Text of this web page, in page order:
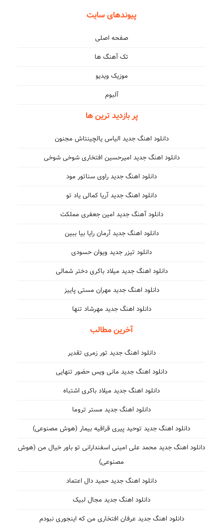
پیوندهای سایت
صفحه اصلی
تک آهنگ ها
موزیک ویدیو
آلبوم
پر بازدید ترین ها
دانلود اهنگ جدید الیاس یالچینتاش مجنون
دانلود اهنگ جدید امیرحسین افتخاری شوخی شوخی
دانلود اهنگ جدید راوی سناتور مود
دانلود اهنگ جدید آریا کمالی یاد تو
دانلود آهنگ جدید امین جعفری مملکت
دانلود اهنگ جدید آرمان رایا بیا ببین
دانلود تیزر جدید ویوان حسودی
دانلود اهنگ جدید میلاد باکری دختر شمالی
دانلود اهنگ جدید مهران مستی پاییز
دانلود اهنگ جدید مهرشاد تنها
آخرین مطالب
دانلود اهنگ جدید تور زمری تقدیر
دانلود اهنگ جدید مانی ویس حضور تنهایی
دانلود اهنگ جدید میلاد باکری اشتباه
دانلود اهنگ جدید مستر تروما
دانلود اهنگ جدید توحید پیری قراقیه بیمار (هوش مصنوعی)
دانلود اهنگ جدید محمد علی امینی اسفندارانی تو باور خیال من (هوش
مصنوعی)
دانلود اهنگ جدید حمید دال اعتماد
دانلود اهنگ جدید مجال لبیک
دانلود اهنگ جدید عرفان افتخاری من که اینجوری نبودم